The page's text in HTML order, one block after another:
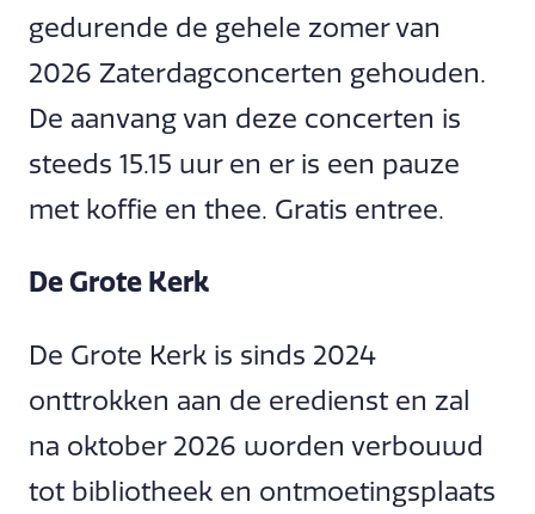
gedurende de gehele zomer van
2026 Zaterdagconcerten gehouden.
De aanvang van deze concerten is
steeds 15.15 uur en er is een pauze
met koffie en thee. Gratis entree.
De Grote Kerk
De Grote Kerk is sinds 2024
onttrokken aan de eredienst en zal
na oktober 2026 worden verbouwd
tot bibliotheek en ontmoetingsplaats